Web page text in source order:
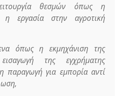
θεσμών όπως η
η εργασία στην αγροτική
όπως η εκμηχάνιση της
της εγχρήματης
παραγωγή για εμπορία αντί